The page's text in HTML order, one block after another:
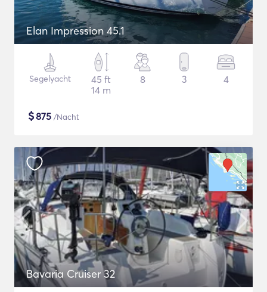
Elan Impression 45.1
Segelyacht
45 ft
14 m
8 3 4
$875 /Nacht
Bavaria Cruiser 32